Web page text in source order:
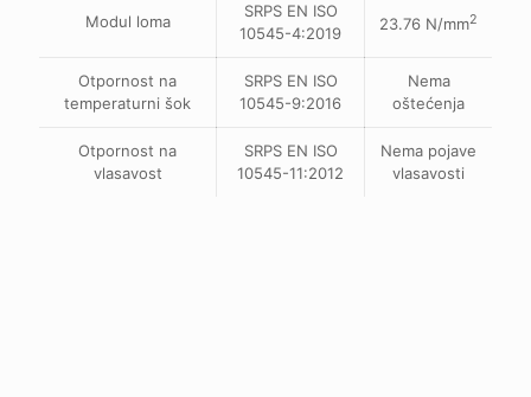
Modul loma
SRPS EN ISO
10545-4:2019
23.76 N/mm2
Otpornost na
temperaturni šok
SRPS EN ISO
10545-9:2016
Nema
oštećenja
Otpornost na
vlasavost
SRPS EN ISO
10545-11:2012
Nema pojave
vlasavosti